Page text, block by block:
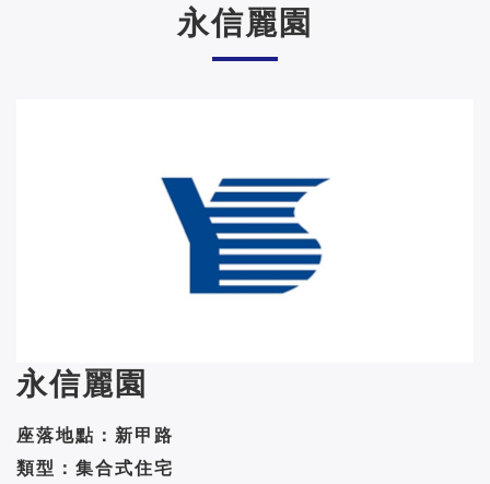
永信麗園
永信麗園
座落地點：新甲路
類型：集合式住宅